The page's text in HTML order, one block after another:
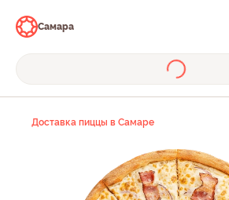
Самара
Доставка пиццы в Самаре